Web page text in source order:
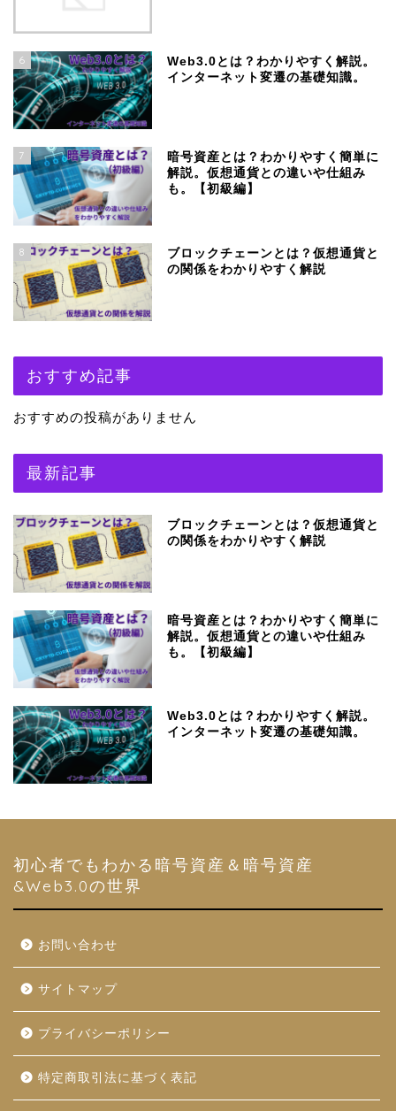
6
Web3.0とは？わかりやすく解説。
インターネット変遷の基礎知識。
7
暗号資産とは？わかりやすく簡単に
解説。仮想通貨との違いや仕組み
も。【初級編】
8
ブロックチェーンとは？仮想通貨と
の関係をわかりやすく解説
おすすめ記事
おすすめの投稿がありません
最新記事
ブロックチェーンとは？仮想通貨と
の関係をわかりやすく解説
暗号資産とは？わかりやすく簡単に
解説。仮想通貨との違いや仕組み
も。【初級編】
Web3.0とは？わかりやすく解説。
インターネット変遷の基礎知識。
初心者でもわかる暗号資産＆暗号資産
&Web3.0の世界
お問い合わせ
サイトマップ
プライバシーポリシー
特定商取引法に基づく表記